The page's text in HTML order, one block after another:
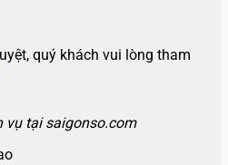
quý khách vui lòng tham
vụ tại saigonso.com